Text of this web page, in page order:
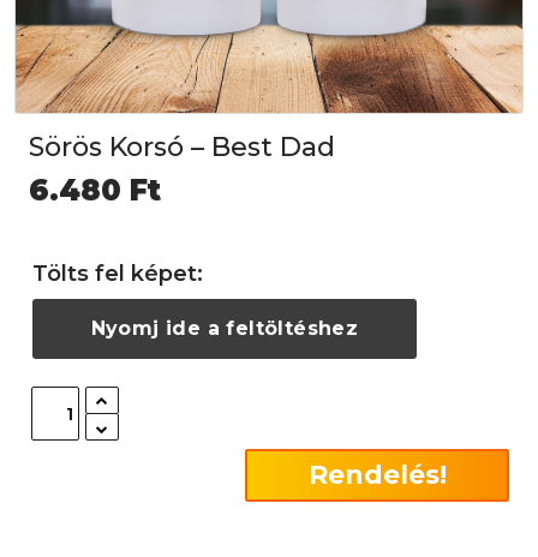
Sörös Korsó – Best Dad
6.480 Ft
Tölts fel képet:
Nyomj ide a feltöltéshez
Rendelés!